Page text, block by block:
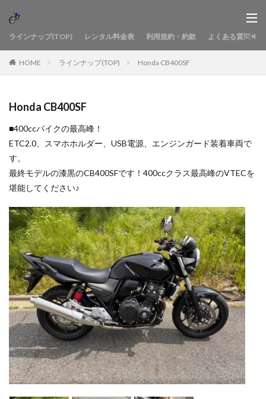
ラインナップ(TOP) レンタル料金表 利用規約・約款 よくある質問
HOME ラインナップ(TOP) Honda CB400SF
Honda CB400SF
■400ccバイクの最高峰！
ETC2.0、スマホホルダー、USB電源、エンジンガード装着車両で
す。
最終モデルの漆黒のCB400SFです！400ccクラス最高峰のVTECを
堪能してください♪